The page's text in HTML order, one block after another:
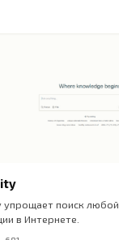
упрощает поиск любой
в Интернете.